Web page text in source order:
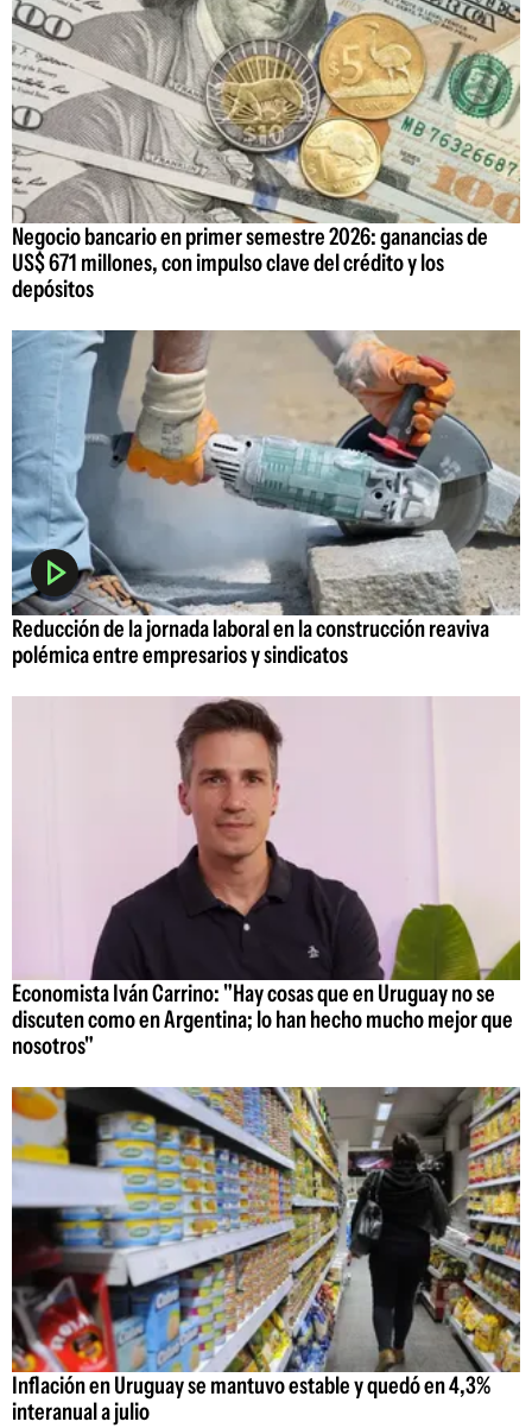
Negocio bancario en primer semestre 2026: ganancias de
US$ 671 millones, con impulso clave del crédito y los
depósitos
Reducción de la jornada laboral en la construcción reaviva
polémica entre empresarios y sindicatos
Economista Iván Carrino: "Hay cosas que en Uruguay no se
discuten como en Argentina; lo han hecho mucho mejor que
nosotros"
Inflación en Uruguay se mantuvo estable y quedó en 4,3%
interanual a julio